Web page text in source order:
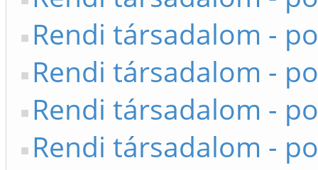
Rendi társadalom -
Rendi társadalom -
Rendi társadalom -
Rendi társadalom -